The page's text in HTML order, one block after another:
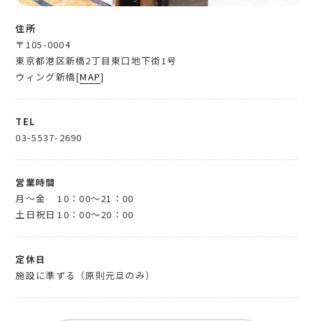
住所
〒105-0004
東京都港区新橋2丁目東口地下街1号
ウィング新橋[MAP]
TEL
03-5537-2690
営業時間
月～金
10：00～21：00
土日祝日 10：00～20：00
定休日
施設に準ずる（原則元旦のみ）